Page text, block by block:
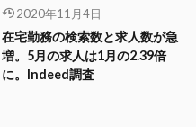
2020年11月4日
在宅勤務の検索数と求人数が急
増。5月の求人は1月の2.39倍
に。Indeed調査